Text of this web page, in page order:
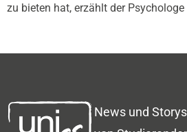
zu bieten hat, erzählt der
News und Storys